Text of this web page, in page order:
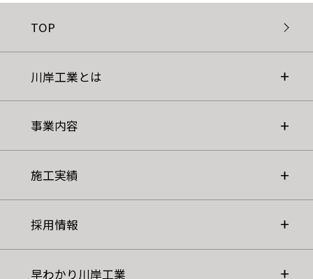
TOP
川岸工業とは
事業内容
施工実績
採用情報
早わかり川岸工業